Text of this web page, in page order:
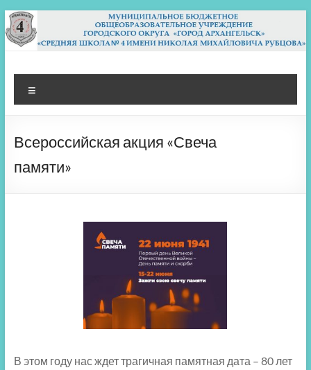
Перейти
к
содержимому
МБОУ СШ 4
Архангельск
Всероссийская акция «Свеча
памяти»
В этом году нас ждет трагичная памятная дата – 80 лет